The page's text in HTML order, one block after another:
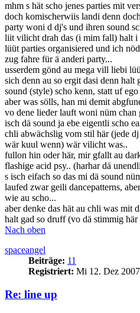
mhm s hät scho jenes parties mit
doch komischerwiis landi denn
party woni d dj's und ihren sound
liit vilicht drah das (i mim fall) halt
lüüt parties organisiered und ich
zug fahre für ä anderi party...
usserdem gönd au mega vill liebi
sich denn au so ergit dasi denn
sound (style) scho kenn, statt uf
aber was sölls, han mi demit
vo dene lieder lauft woni nüm chan
isch dä sound ja ebe eigentli scho
chli abwächslig vom stil här (jede
wär kuul wenn) wär vilicht was..
fullon hin oder här, mir gfallt au
flashige acid psy.. (harhar dä
s isch eifach so das mi dä sound
laufed zwar geili dancepatterns,
wie au scho...
aber denke das hät au chli was mit
halt gad so druff (vo dä stimmig här
Nach oben
spaceangel
Beiträge: 11
Registriert: Mi 12. Dez
Re: line up